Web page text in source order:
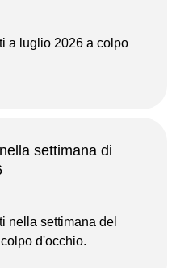
a luglio 2026 a colpo
settimana di
nella settimana del
d'occhio.